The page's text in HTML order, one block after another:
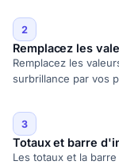
2
Remplacez les
Remplacez les
surbrillance par vos
3
Totaux et barre
Les totaux et la